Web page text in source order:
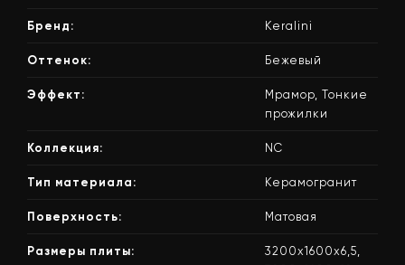
26 520 грн.
Цена за плиту
Бренд: Keralini
Оттенок: Бежевый
Эффект:
Мрамор, Тонкие
прожилки
Коллекция: NC
Тип материала: Керамогранит
Поверхность: Матовая
Размеры плиты:
3200х1600х6,5,